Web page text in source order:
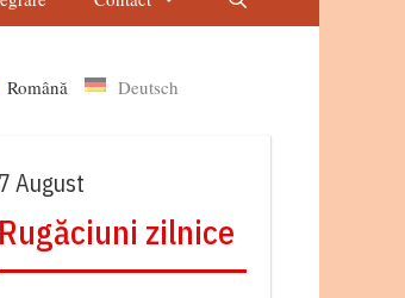
Română Deutsch
7 August
Rugăciuni zilnice